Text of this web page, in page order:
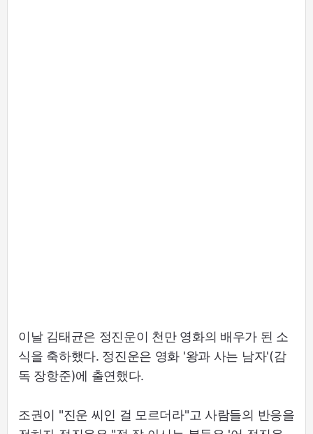
이날 김태균은 정진운이 천만 영화의 배우가 된 소
식을 축하했다. 정진운은 영화 '왕과 사는 남자'(감
독 장항준)에 출연했다.
조권이 "진운 씨인 걸 모르더라"고 사람들의 반응을